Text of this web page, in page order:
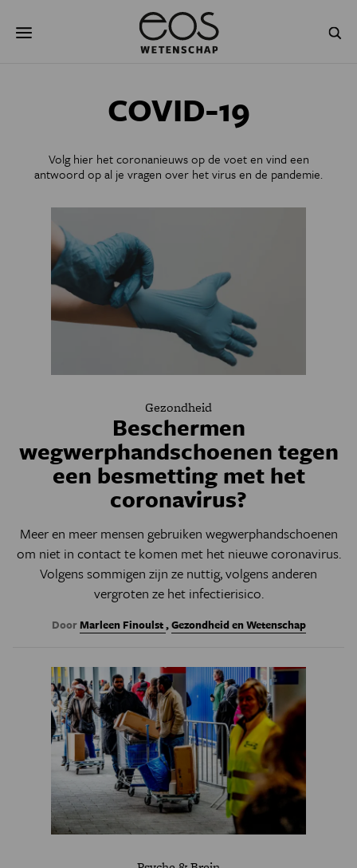
naar
GEZONDHEID
NATUURWETENSCHAPPEN GESCHIEDENIS
PSYCHE & BREIN BLOGS
PODCAST
JONGE UITDAGERS
COVID-19
Volg hier het coronanieuws op de voet en vind een
antwoord op al je vragen over het virus en de pandemie.
Gezondheid
Beschermen
wegwerphandschoenen tegen
een besmetting met het
coronavirus?
Meer en meer mensen gebruiken wegwerphandschoenen
om niet in contact te komen met het nieuwe coronavirus.
Volgens sommigen zijn ze nuttig, volgens anderen
vergroten ze het infectierisico.
DoorMarleen Finoulst,Gezondheid en Wetenschap